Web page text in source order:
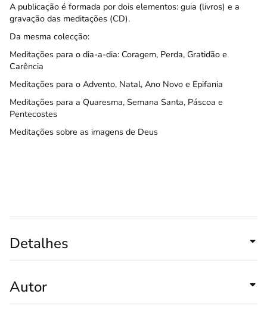
A publicação é formada por dois elementos: guia (livros) e a
gravação das meditações (CD).
Da mesma colecção:
Meditações para o dia-a-dia: Coragem, Perda, Gratidão e
Carência
Meditações para o Advento, Natal, Ano Novo e Epifania
Meditações para a Quaresma, Semana Santa, Páscoa e
Pentecostes
Meditações sobre as imagens de Deus
Detalhes
Autor